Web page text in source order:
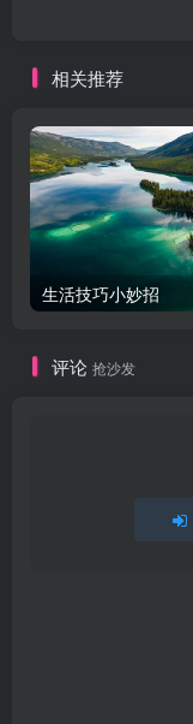
相关推荐
生活技巧小妙招
评论 抢沙发